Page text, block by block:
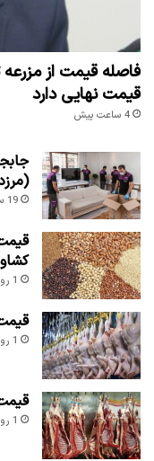
فاصله قیمت از مزرعه
قیمت نهایی دارد
4 ساعت پیش
19 ساعت پیش
کشاورزی ۱۵
1 روز پیش
قیمت
1 روز پیش
قیمت
1 روز پیش